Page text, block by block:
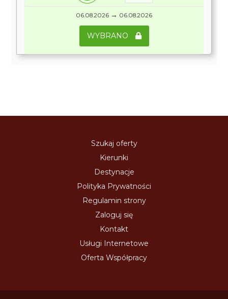
06.08.2026 → 06.08.2026
WYBRANO
Szukaj oferty
Kierunki
Destynacje
Polityka Prywatności
Regulamin strony
Zaloguj się
Kontakt
Usługi Internetowe
Oferta Współpracy